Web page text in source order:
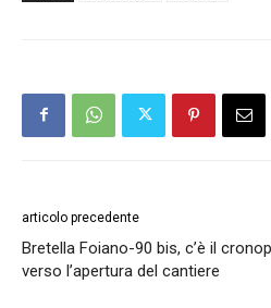
articolo precedente
Bretella Foiano-90 bis, c’è il
verso l’apertura del cantiere